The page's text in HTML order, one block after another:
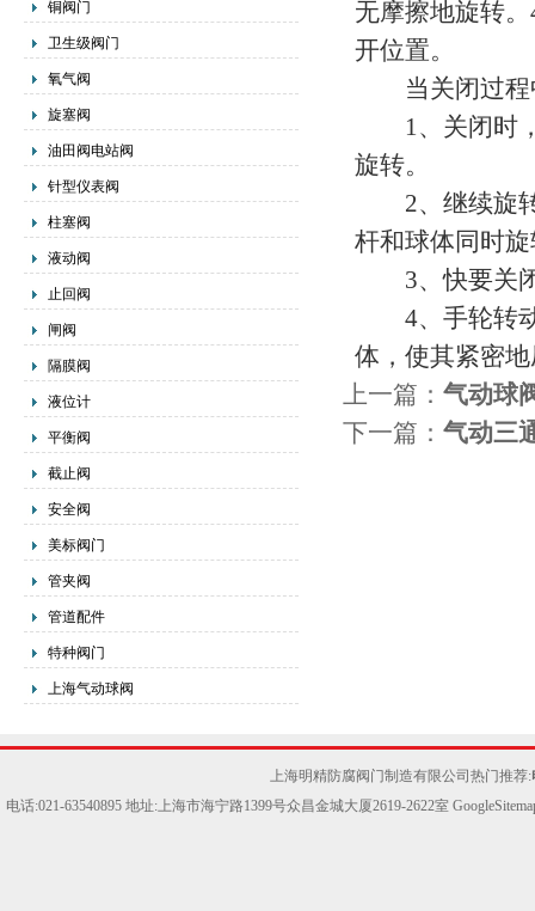
铜阀门
卫生级阀门
氧气阀
旋塞阀
油田阀电站阀
针型仪表阀
柱塞阀
液动阀
止回阀
闸阀
隔膜阀
液位计
平衡阀
截止阀
安全阀
美标阀门
管夹阀
管道配件
特种阀门
上海气动球阀
无摩擦地旋转
开位置。
当关闭过程
1、关闭时，
旋转。
2、继续旋转
杆和球体同时旋
3、快要关闭
4、手轮转动
体，使其紧密
上一篇： 气动球
下一篇： 气动三
上海明精防腐阀门制造有限公司热门推荐:
电话:021-63540895 地址:上海市海宁路1399号众昌金城大厦2619-2622室